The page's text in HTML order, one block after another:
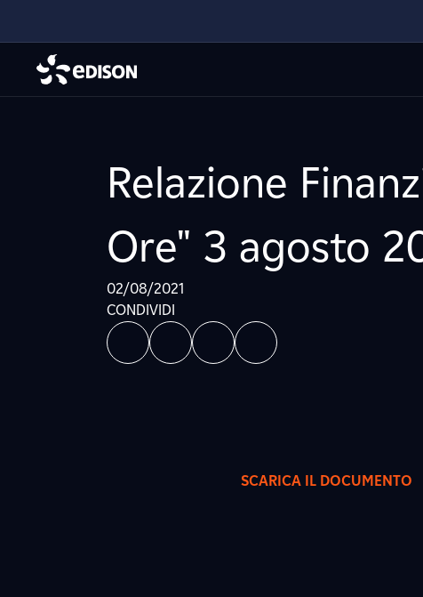
Relazione
Ore" 3 agosto
02/08/2021
CONDIVIDI
SCARICA IL DOCUMENTO